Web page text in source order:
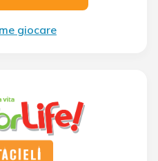
giocare